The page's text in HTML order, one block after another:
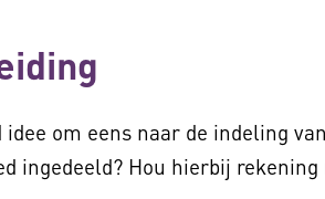
idee om eens naar de indeling
ingedeeld? Hou hierbij